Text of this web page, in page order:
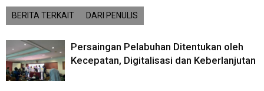
BERITA TERKAIT DARI PENULIS
Persaingan Pelabuhan Ditentukan oleh
Kecepatan, Digitalisasi dan Keberlanjutan